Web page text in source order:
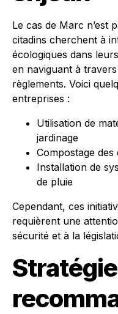
Le cas de Marc n’est
citadins cherchent à
écologiques dans
en naviguant à
règlements. Voici
entreprises :
Utilisation de
jardinage
Compostage
Installation de
de pluie
Cependant, ces
requièrent une
sécurité et à la